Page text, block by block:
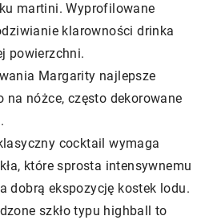
martini. Wyprofilowane
klarowności drinka
powierzchni.
Margarity najlepsze
na nóżce, często dekorowane
cocktail wymaga
które sprosta intensywnemu
dobrą ekspozycję kostek lodu.
szkło typu highball to